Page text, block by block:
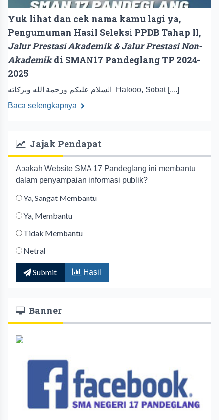
Yuk lihat dan cek nama kamu lagi ya,
Pengumuman Hasil Seleksi PPDB Tahap II,
Jalur Prestasi Akademik & Jalur Prestasi Non-
Akademikdi SMAN17 Pandeglang TP 2024-
2025
السلام عليكم ورحمة الله وبركاته Halooo, Sobat [....]
Baca selengkapnya
Jajak Pendapat
Apakah Website SMA 17 Pandeglang ini membantu
dalam penyampaian informasi publik?
Ya, Sangat Membantu
Ya, Membantu
Tidak Membantu
Netral
Submit Hasil
Banner